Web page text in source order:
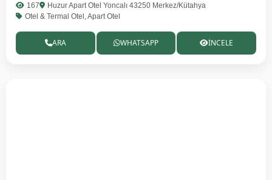
167
Huzur Apart Otel Yoncalı 43250 Merkez/Kütahya
Otel & Termal Otel, Apart Otel
ARA WHATSAPP İNCELE